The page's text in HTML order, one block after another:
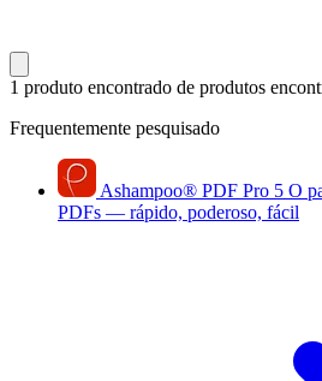
1 produto encontrado de produtos
Frequentemente pesquisado
Ashampoo® PDF Pro 5 O
PDFs — rápido, poderoso, fácil